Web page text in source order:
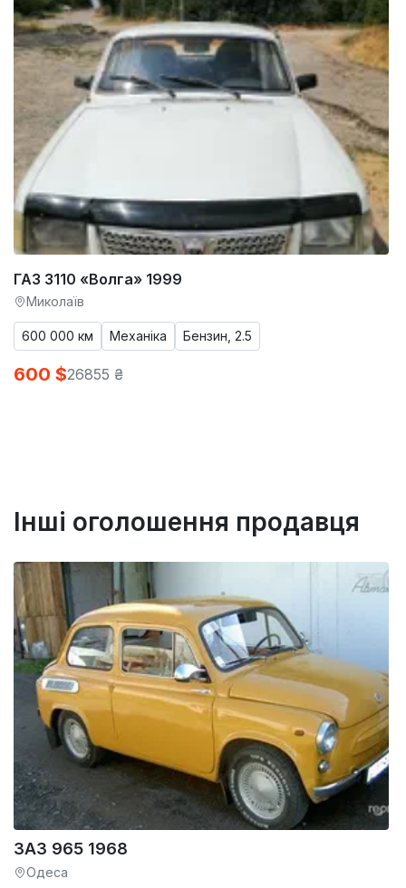
ГАЗ 3110 «Волга» 1999
Миколаїв
600 000 км Механіка Бензин, 2.5
600 $26855 ₴
Інші оголошення продавця
ЗАЗ 965 1968
Одеса